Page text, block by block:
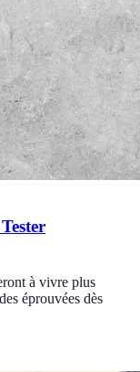
à vivre plus
éprouvées dès